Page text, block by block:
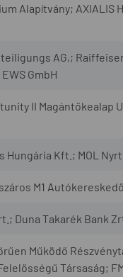
Alapítvány;
AG,; Raiffeisen
GmbH
II Magántőkealap
Hungária Kft.; MOL
M1
Duna Takarék Bank
Működő
Társaság;